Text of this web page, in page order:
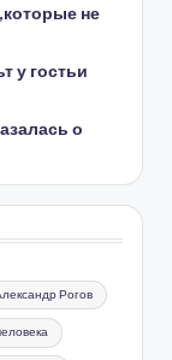
не
у гостьи
о
Рогов